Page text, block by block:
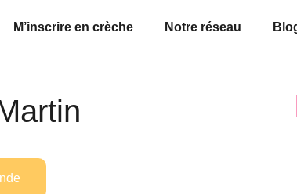
M’inscrire en crèche Notre réseau